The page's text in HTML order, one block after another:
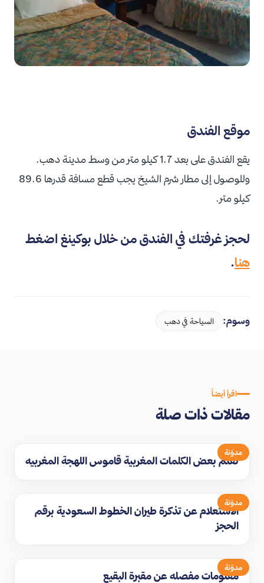
موقع الفندق
يقع الفندق على بعد 1.7 كيلو متر من وسط مدينة دهب.
وللوصول إلى مطار شرم الشيخ يجب قطع مسافة قدرها 89.6
كيلو متر.
لحجز غرفتك في الفندق من خلال بوكينغ اضغط
هنا.
وسوم: السياحة في دهب
اقرأ أيضاً
مقالات ذات صلة
مدوّنة
تعلم بعض الكلمات المغربية قاموس اللهجة المغربيه
مدوّنة
الاستعلام عن تذكرة طيران الخطوط السعودية برقم
الحجز
مدوّنة
معلومات مفصله عن مقبرة البقيع